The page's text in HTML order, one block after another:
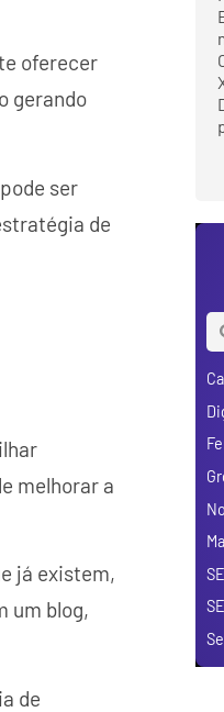
oferecer
gerando
ser
de
melhorar a
já existem,
um blog,
de